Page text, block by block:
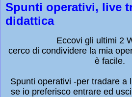
Spunti operativi, live
didattica
Eccovi gli ultimi 2
cerco di condividere la mia
è facile.
Spunti operativi -per tradare a
se io preferisco entrare ed